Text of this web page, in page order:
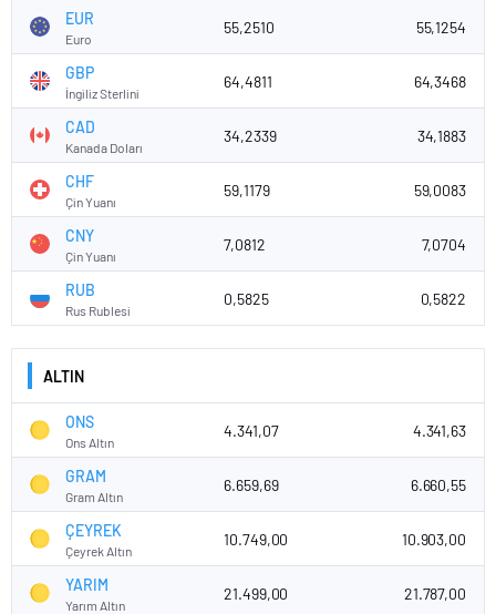
EUR
Euro
55,2510 55,1254
GBP
İngiliz Sterlini
64,4811 64,3468
CAD
Kanada Doları
34,2339 34,1883
CHF
Çin Yuanı
59,1179 59,0083
CNY
Çin Yuanı
7,0812 7,0704
RUB
Rus Rublesi
0,5825 0,5822
ALTIN
ONS
Ons Altın
4.341,07 4.341,63
GRAM
Gram Altın
6.659,69 6.660,55
ÇEYREK
Çeyrek Altın
10.749,00 10.903,00
YARIM
Yarım Altın
21.499,00 21.787,00